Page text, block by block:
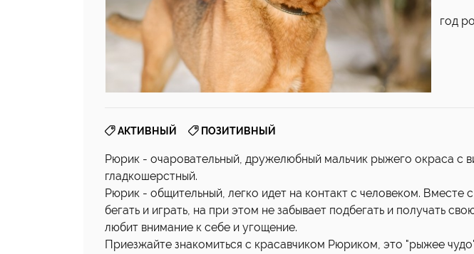
год
АКТИВНЫЙ ПОЗИТИВНЫЙ
Рюрик - очаровательный, дружелюбный мальчик рыжего окраса с
гладкошерстный.
Рюрик - общительный, легко идет на контакт с человеком. Вместе
бегать и играть, на при этом не забывает подбегать и получать
любит внимание к себе и угощение.
Приезжайте знакомиться с красавчиком Рюриком, это "рыжее